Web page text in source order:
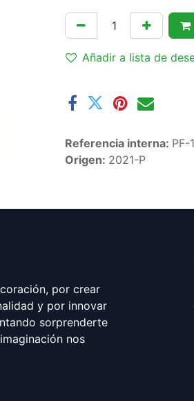
Añadir a lista de
Referencia interna: PF-
Origen: 2021-P
por crear
y por innovar
sorprenderte
nos